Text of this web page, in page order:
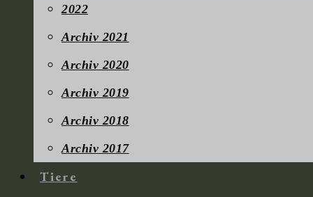
2022
Archiv 2021
Archiv 2020
Archiv 2019
Archiv 2018
Archiv 2017
Tiere